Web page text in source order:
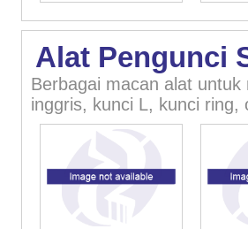
Alat Pengunci
Berbagai macan alat
inggris, kunci L, kunci ring,